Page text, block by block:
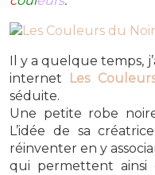
Il y a quelque temps,
internet
Les
séduite.
Une petite robe
L’idée de sa
réinventer en y
qui permettent ainsi